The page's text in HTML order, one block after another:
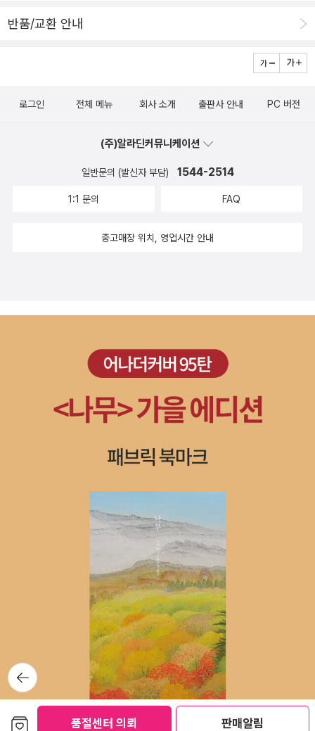
품절센터 의뢰 판매알림
로 고래 이야기가 시리즈로 나올 건가.... ^^시집 <동시는 똑똑해>와
<외계인에게 로션을 발라주다>로 만나 시인으로 생각했는데, 동화도
용자들이 종종 보고 싶은 책을 신청한다. 내가 퇴근하기를 기다려 한
경우는 보고 싶은 책을 배달서비스까지 하는데, 최근에 이것도 부실
했다.오랜만에 책도 사고 배달서비스도 다시 가동해야겠다. 빵집이라
장할 수 있는 건 순전히 동네빵집하는 이용자 덕분이다. 마태
싶은 책도 몇 권 담아본다. 책을 받고도 정리를 안해서 잊고 있던
반품/교환 안내
뒤로가
기
로그인 전체 메뉴 회사 소개 출판사 안내 PC 버전
(주)알라딘커뮤니케이션
일반문의 (발신자 부담) 1544-2514
1:1 문의 FAQ
중고매장 위치, 영업시간 안내